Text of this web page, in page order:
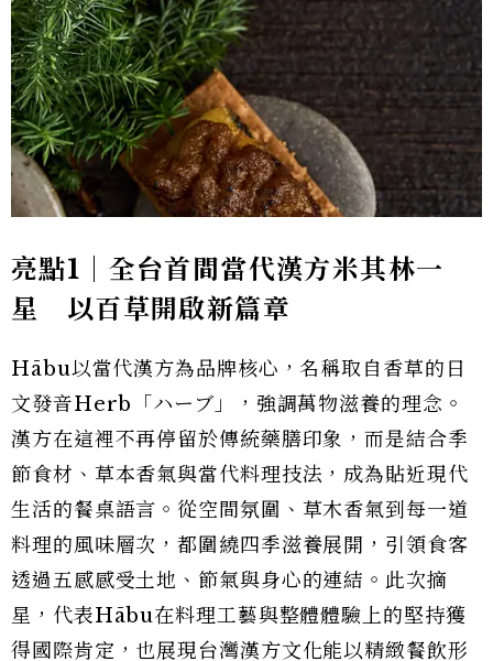
亮點1｜全台首間當代漢方米其林一
星 以百草開啟新篇章
Hābu以當代漢方為品牌核心，名稱取自香草的日
文發音Herb「ハーブ」，強調萬物滋養的理念。
漢方在這裡不再停留於傳統藥膳印象，而是結合季
節食材、草本香氣與當代料理技法，成為貼近現代
生活的餐桌語言。從空間氛圍、草木香氣到每一道
料理的風味層次，都圍繞四季滋養展開，引領食客
透過五感感受土地、節氣與身心的連結。此次摘
星，代表Hābu在料理工藝與整體體驗上的堅持獲
得國際肯定，也展現台灣漢方文化能以精緻餐飲形